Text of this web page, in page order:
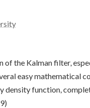
the Kalman filter,
easy mathematical
function,